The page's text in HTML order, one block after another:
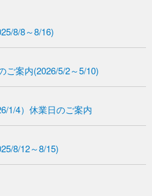
8/8～8/16)
ご案内(2026/5/2～5/10)
1/4）休業日のご案内
8/12～8/15)